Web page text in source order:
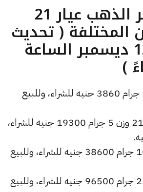
ما هو سعر الذهب عيار 21
المختلفة ( تحديث
الخميس 12 ديسمبر الساعة
سعر عيار 21 وزن 1 جرام 3860 جنيه للشراء، وللبيع
أسعار الذهب عيار 21 وزن 5 جرام 19300 جنيه للشراء،
سعر عيار 21 وزن 10 جرام 38600 جنيه للشراء، وللبيع
سعر عيار 21 وزن 25 جرام 96500 جنيه للشراء، وللبيع